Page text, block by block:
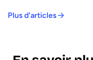
Plus d'articles